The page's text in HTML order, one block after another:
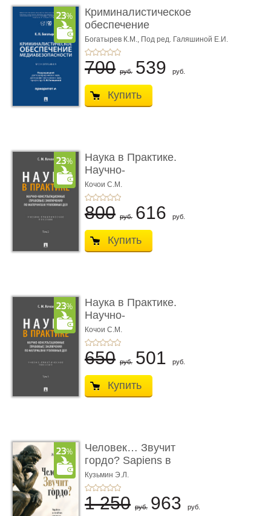
Криминалистическое
обеспечение
медиабезопас� ...
Богатырев К.М., Под ред. Галяшиной Е.И.
700 руб. 539 руб.
Купить
Наука в Практике.
Научно-
консультационные (пра
...
Кочои С.М.
800 руб. 616 руб.
Купить
Наука в Практике.
Научно-
консультационные (пра
...
Кочои С.М.
650 руб. 501 руб.
Купить
Человек… Звучит
гордо? Sapiens в
тенётах социума � ...
Кузьмин Э.Л.
1 250 руб. 963 руб.